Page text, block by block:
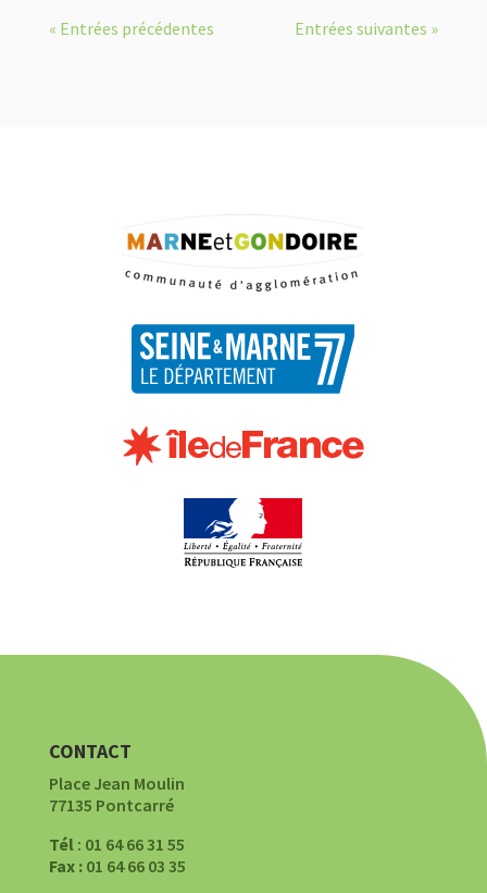
« Entrées précédentes Entrées suivantes »
CONTACT
Place Jean Moulin
77135 Pontcarré
Tél: 01 64 66 31 55
Fax :01 64 66 03 35